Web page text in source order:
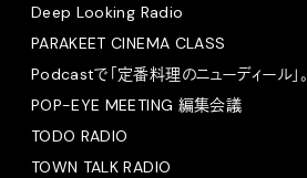
Deep Looking Radio
PARAKEET CINEMA CLASS
Podcastで「定番料理のニューディール」。
POP-EYE MEETING 編集会議
TODO RADIO
TOWN TALK RADIO